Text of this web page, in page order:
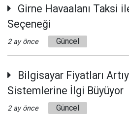
Girne Havaalanı Taksi
Seçeneği
2 ay önce Güncel
Bilgisayar Fiyatları
Sistemlerine İlgi Büyüyor
2 ay önce Güncel